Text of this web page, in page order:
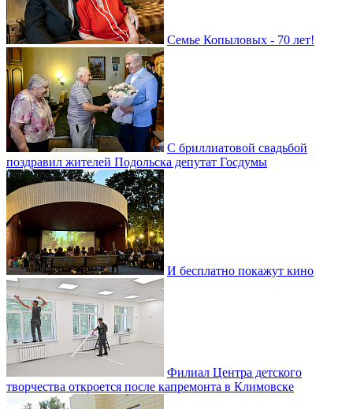
Семье Копыловых - 70 лет!
С бриллиатовой свадьбой
поздравил жителей Подольска депутат Госдумы
И бесплатно покажут кино
Филиал Центра детского
творчества откроется после капремонта в Климовске